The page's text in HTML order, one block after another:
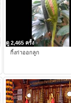
ดู 2,465 ครั้ง
กิ้งก่าออกลูก